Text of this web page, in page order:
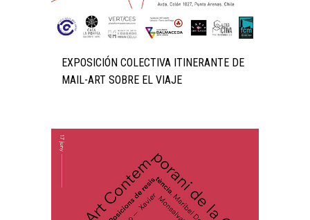
EXPOSICIÓN COLECTIVA ITINERANTE DE
MAIL-ART SOBRE EL VIAJE